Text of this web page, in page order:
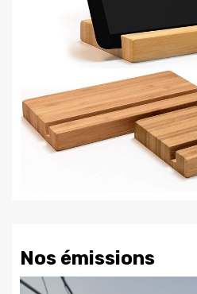
Nos émissions